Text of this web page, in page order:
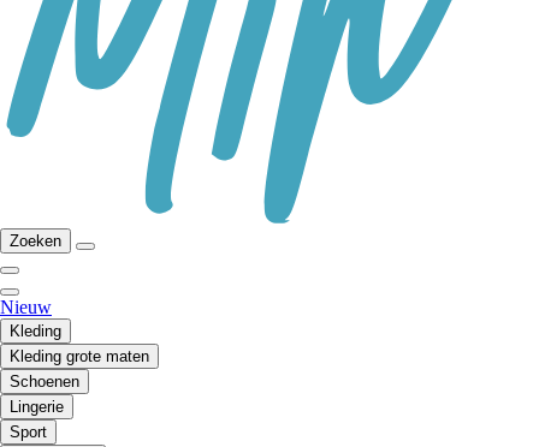
Zoeken
Nieuw
Kleding
Kleding grote maten
Schoenen
Lingerie
Sport